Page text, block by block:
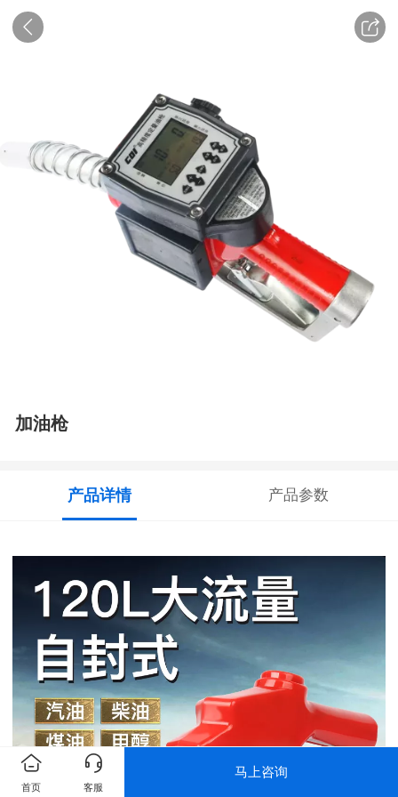
加油枪
产品详情 产品参数
首页 客服
马上咨询